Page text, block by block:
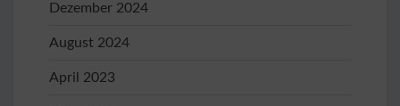
Dezember 2024
August 2024
April 2023